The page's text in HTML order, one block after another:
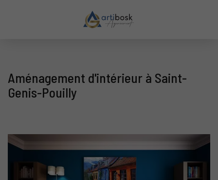
Aménagement d'intérieur à Saint-
Genis-Pouilly